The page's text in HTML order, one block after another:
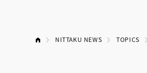
NITTAKU NEWS TOPICS